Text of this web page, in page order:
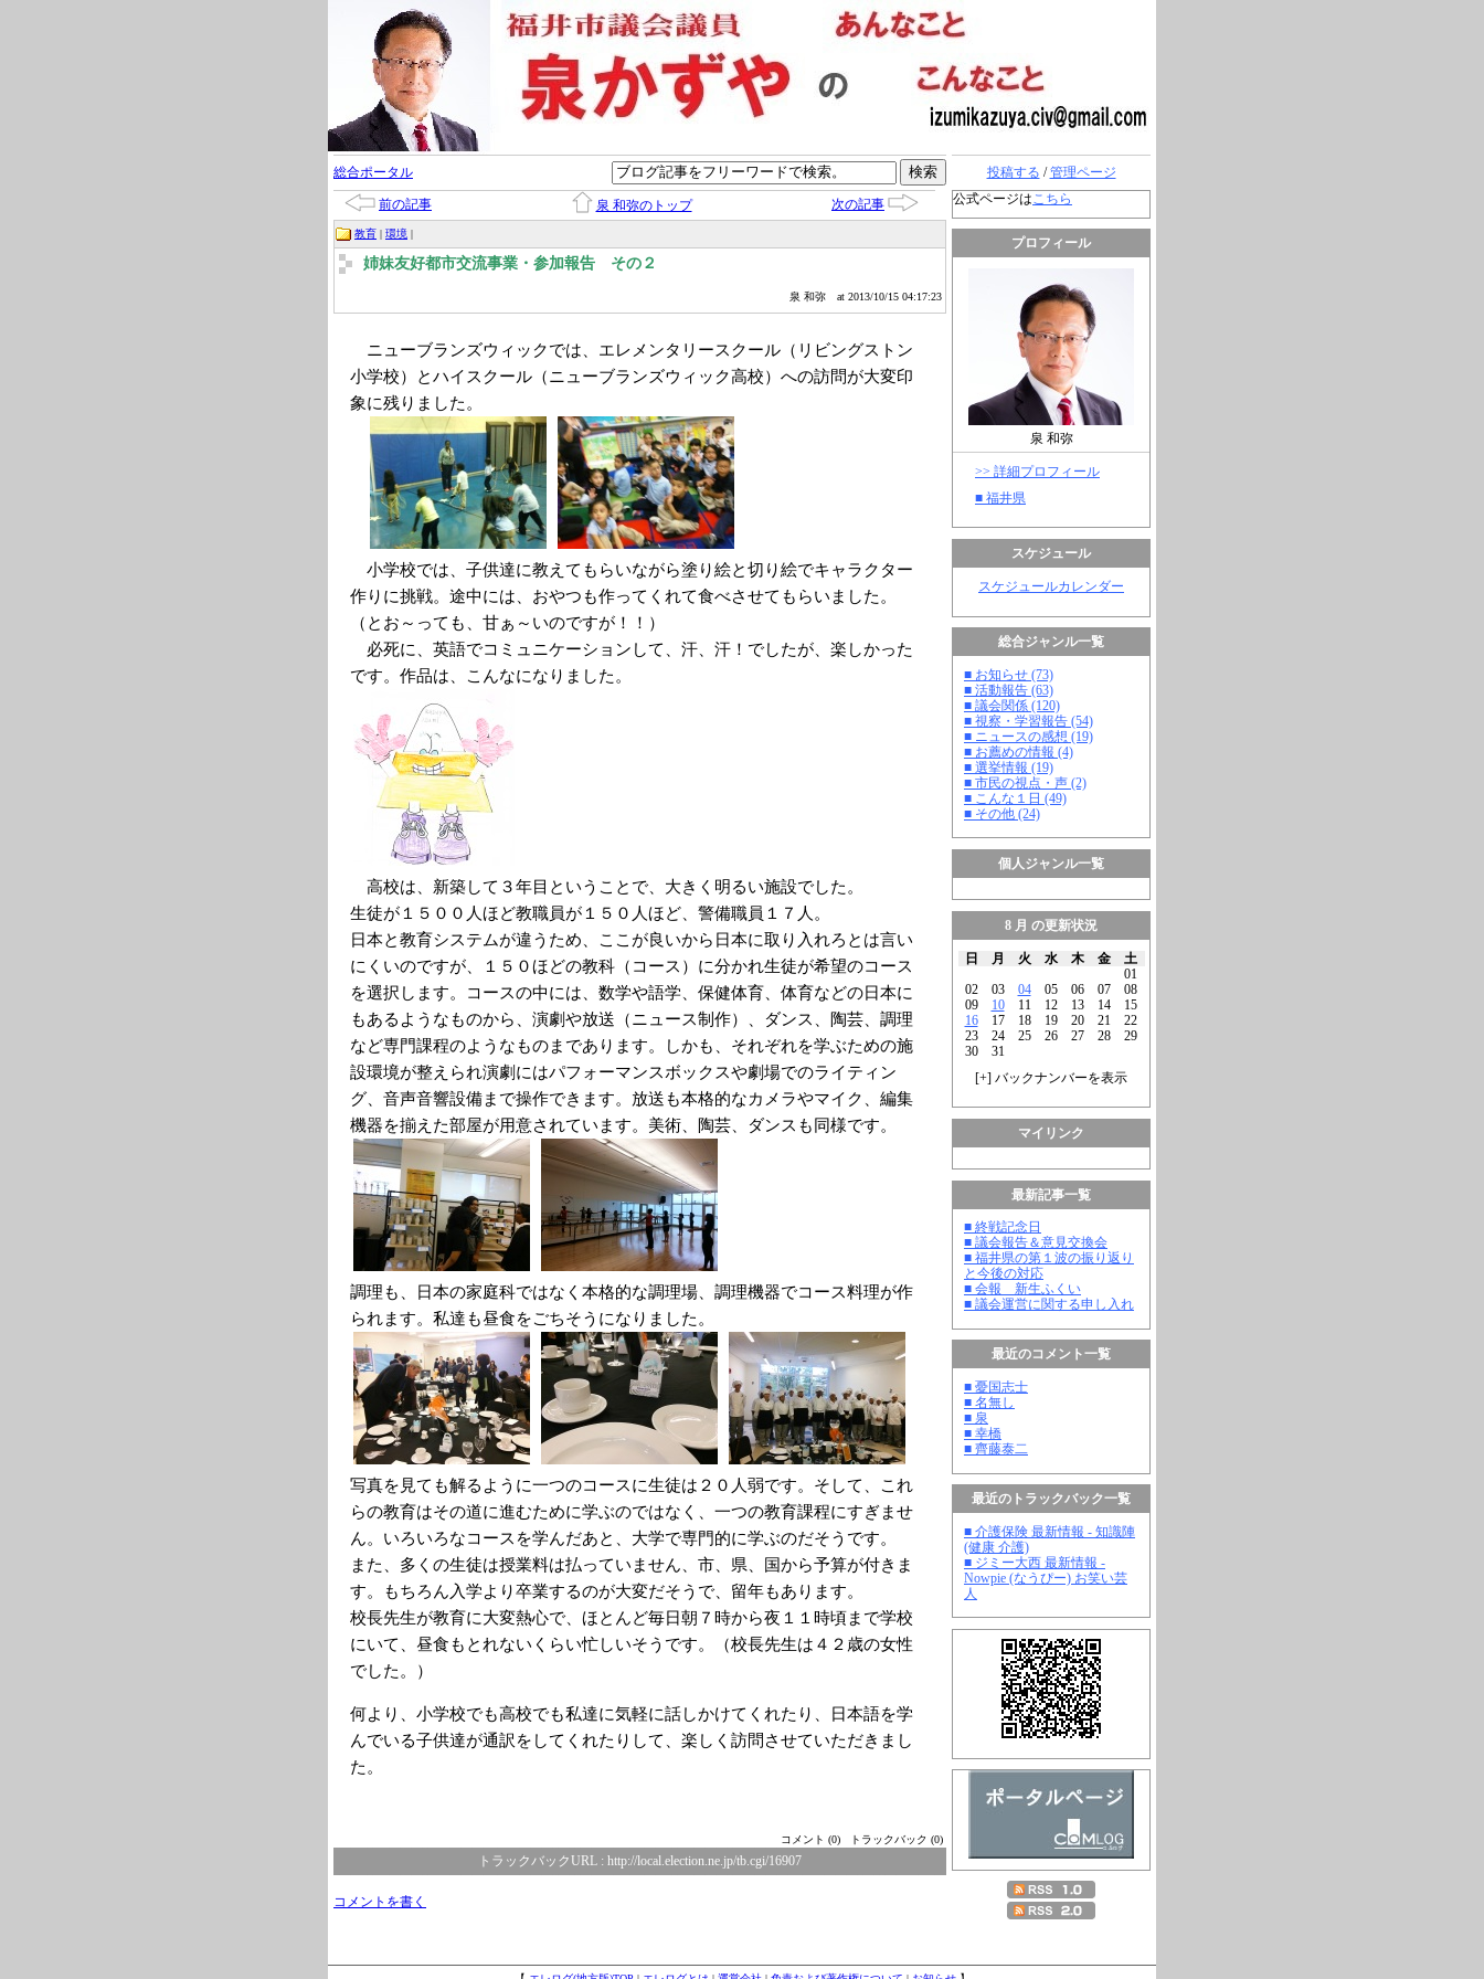
投稿する /管理ページ
公式ページはこちら
プロフィール
泉 和弥
>> 詳細プロフィール
■ 福井県
スケジュール
スケジュールカレンダー
総合ジャンル一覧
■ お知らせ (73)
■ 活動報告 (63)
■ 議会関係 (120)
■ 視察・学習報告 (54)
■ ニュースの感想 (19)
■ お薦めの情報 (4)
■ 選挙情報 (19)
■ 市民の視点・声 (2)
■ こんな１日 (49)
■ その他 (24)
個人ジャンル一覧
8 月 の更新状況
日 月 火 水 木 金
土
01
02
03 04 05 06 07
08
09
10 11 12 13 14
15
16
17 18 19 20 21
22
23
24 25 26 27 28
29
30
31
[+] バックナンバーを表示
マイリンク
最新記事一覧
■ 終戦記念日
■ 議会報告＆意見交換会
■ 福井県の第１波の振り返り
と今後の対応
■ 会報 新生ふくい
■ 議会運営に関する申し入れ
最近のコメント一覧
■ 憂国志士
■ 名無し
■ 泉
■ 幸橋
■ 齊藤泰二
最近のトラックバック一覧
■ 介護保険 最新情報 - 知識陣
(健康 介護)
■ ジミー大西 最新情報 -
Nowpie (なうぴー) お笑い芸
人
総合ポータル
前の記事 泉 和弥のトップ 次の記事
教育 | 環境 |
姉妹友好都市交流事業・参加報告 その２
泉 和弥 at 2013/10/15 04:17:23
ニューブランズウィックでは、エレメンタリースクール（リビングストン
小学校）とハイスクール（ニューブランズウィック高校）への訪問が大変印
象に残りました。
小学校では、子供達に教えてもらいながら塗り絵と切り絵でキャラクター
作りに挑戦。途中には、おやつも作ってくれて食べさせてもらいました。
（とお～っても、甘ぁ～いのですが！！）
必死に、英語でコミュニケーションして、汗、汗！でしたが、楽しかった
です。作品は、こんなになりました。
高校は、新築して３年目ということで、大きく明るい施設でした。
生徒が１５００人ほど教職員が１５０人ほど、警備職員１７人。
日本と教育システムが違うため、ここが良いから日本に取り入れろとは言い
にくいのですが、１５０ほどの教科（コース）に分かれ生徒が希望のコース
を選択します。コースの中には、数学や語学、保健体育、体育などの日本に
もあるようなものから、演劇や放送（ニュース制作）、ダンス、陶芸、調理
など専門課程のようなものまであります。しかも、それぞれを学ぶための施
設環境が整えられ演劇にはパフォーマンスボックスや劇場でのライティン
グ、音声音響設備まで操作できます。放送も本格的なカメラやマイク、編集
機器を揃えた部屋が用意されています。美術、陶芸、ダンスも同様です。
調理も、日本の家庭科ではなく本格的な調理場、調理機器でコース料理が作
られます。私達も昼食をごちそうになりました。
写真を見ても解るように一つのコースに生徒は２０人弱です。そして、これ
らの教育はその道に進むために学ぶのではなく、一つの教育課程にすぎませ
ん。いろいろなコースを学んだあと、大学で専門的に学ぶのだそうです。
また、多くの生徒は授業料は払っていません、市、県、国から予算が付きま
す。もちろん入学より卒業するのが大変だそうで、留年もあります。
校長先生が教育に大変熱心で、ほとんど毎日朝７時から夜１１時頃まで学校
にいて、昼食もとれないくらい忙しいそうです。（校長先生は４２歳の女性
でした。）
何より、小学校でも高校でも私達に気軽に話しかけてくれたり、日本語を学
んでいる子供達が通訳をしてくれたりして、楽しく訪問させていただきまし
た。
コメント (0) トラックバック (0)
トラックバックURL : http://local.election.ne.jp/tb.cgi/16907
コメントを書く